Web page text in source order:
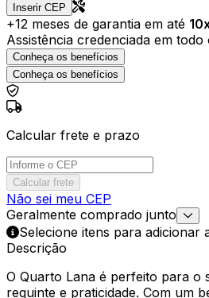
Inserir CEP
+12 meses de garantia em até 10
Assistência credenciada em todo
Conheça os benefícios
Conheça os benefícios
Calcular frete e prazo
Calcular frete
Não sei meu CEP
Geralmente comprado junto
Selecione itens para adicionar
Descrição
O Quarto Lana é perfeito para o
requinte e praticidade. Com um